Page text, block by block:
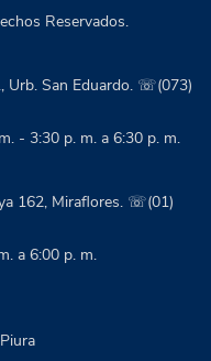
Reservados.
Urb. San Eduardo. ☏(073)
- 3:30 p. m. a 6:30 p. m.
162, Miraflores. ☏(01)
a 6:00 p. m.